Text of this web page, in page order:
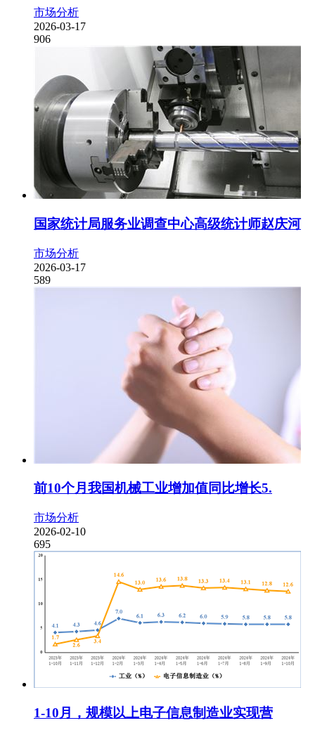
市场分析
2026-03-17
906
国家统计局服务业调查中心高级统计师赵庆河
市场分析
2026-03-17
589
前10个月我国机械工业增加值同比增长5.
市场分析
2026-02-10
695
1-10月，规模以上电子信息制造业实现营